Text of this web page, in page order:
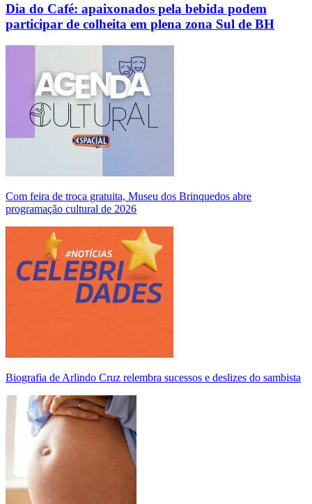
Dia do Café: apaixonados pela bebida podem
participar de colheita em plena zona Sul de BH
Com feira de troca gratuita, Museu dos Brinquedos abre
programação cultural de 2026
Biografia de Arlindo Cruz relembra sucessos e deslizes do sambista